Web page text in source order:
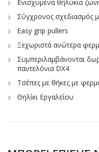
Ενισχυμένα θηλύκια
Σύγχρονος σχεδιασμός
Easy grip pullers
Ξεχωριστά ανώτερα
Συμπεριλαμβάνονται
παντελόνια DX4
Τσέπες με θήκες με
Θηλίκι Εργαλείου